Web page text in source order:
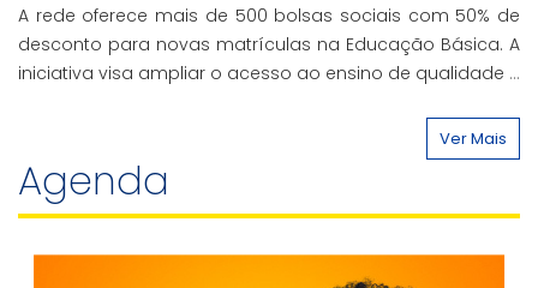
A rede oferece mais de 500 bolsas sociais com 50% de
desconto para novas matrículas na Educação Básica. A
iniciativa visa ampliar o acesso ao ensino de qualidade e
Ver Mais
Agenda